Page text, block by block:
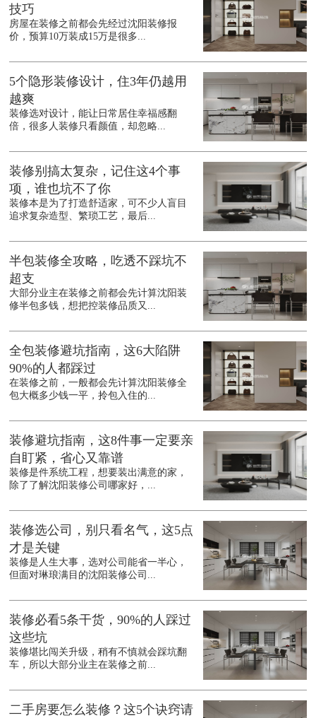
技巧
房屋在装修之前都会先经过沈阳装修报
价，预算10万装成15万是很多...
5个隐形装修设计，住3年仍越用
越爽
装修选对设计，能让日常居住幸福感翻
倍，很多人装修只看颜值，却忽略...
装修别搞太复杂，记住这4个事
项，谁也坑不了你
装修本是为了打造舒适家，可不少人盲目
追求复杂造型、繁琐工艺，最后...
半包装修全攻略，吃透不踩坑不
超支
大部分业主在装修之前都会先计算沈阳装
修半包多钱，想把控装修品质又...
全包装修避坑指南，这6大陷阱
90%的人都踩过
在装修之前，一般都会先计算沈阳装修全
包大概多少钱一平，拎包入住的...
装修避坑指南，这8件事一定要亲
自盯紧，省心又靠谱
装修是件系统工程，想要装出满意的家，
除了了解沈阳装修公司哪家好，...
装修选公司，别只看名气，这5点
才是关键
装修是人生大事，选对公司能省一半心，
但面对琳琅满目的沈阳装修公司...
装修必看5条干货，90%的人踩过
这些坑
装修堪比闯关升级，稍有不慎就会踩坑翻
车，所以大部分业主在装修之前...
二手房要怎么装修？这5个诀窍请